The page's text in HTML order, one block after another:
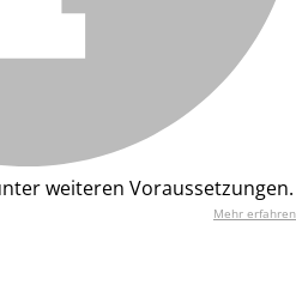
weiteren Voraussetzungen.
Mehr erfahren